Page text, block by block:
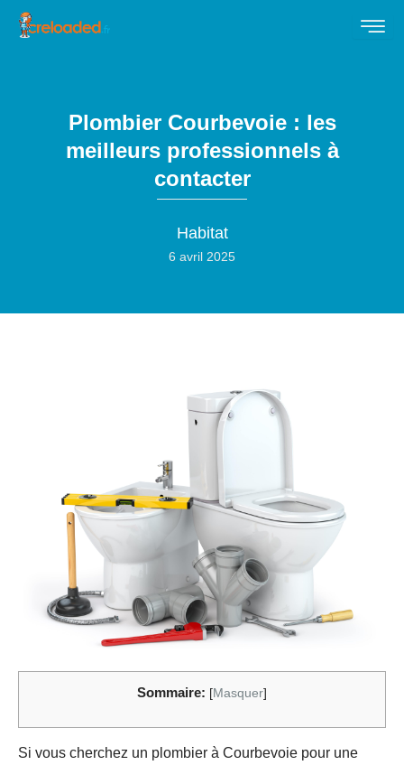
Plombier Courbevoie : les
meilleurs professionnels à
contacter
Habitat
6 avril 2025
Sommaire: [Masquer]
Si vous cherchez un plombier à Courbevoie pour une